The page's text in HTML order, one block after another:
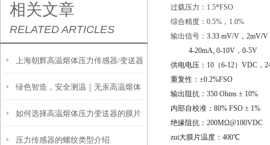
相关文章
RELATED ARTICLES
上海朝辉高温熔体压力传感器/变送器
安装前注意事项
绿色智造，安全测温｜无汞高温熔体
压力变送器，重塑高温测量新标杆
如何选择高温熔体压力变送器的膜片
压力传感器的螺纹类型介绍
过载压力：1.5*FSO
综合精度：0.5%，1.0%
输出信号： 3.33 mV/V ， 2mV/V
4-20mA, 0-10V ， 0-5V
供电电压： 10 （6-12） VDC ，
重复性：±0.2%FSO
输出阻抗： 350 Ohms ± 10%
内部自校准： 80% FSO ± 1%
绝缘阻抗： 200MΩ@100VDC
zui大膜片温度： 400℃